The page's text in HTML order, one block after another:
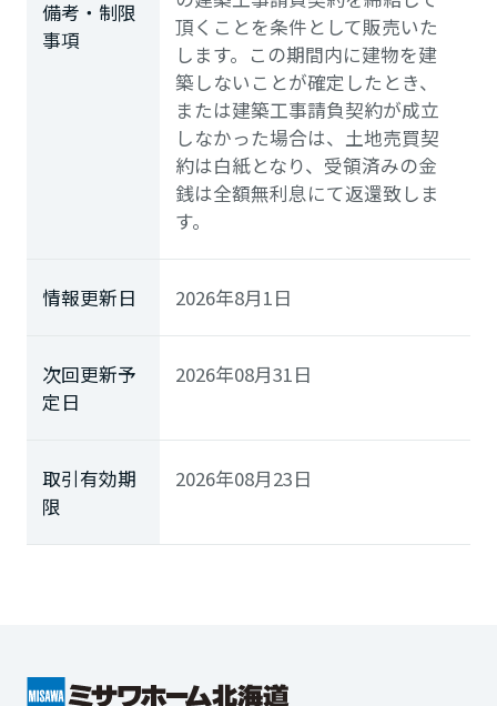
備考・制限
事項
頂くことを条件として販売いた
します。この期間内に建物を建
築しないことが確定したとき、
または建築工事請負契約が成立
しなかった場合は、土地売買契
約は白紙となり、受領済みの金
銭は全額無利息にて返還致しま
す。
情報更新日 2026年8月1日
次回更新予
定日
2026年08月31日
取引有効期
限
2026年08月23日